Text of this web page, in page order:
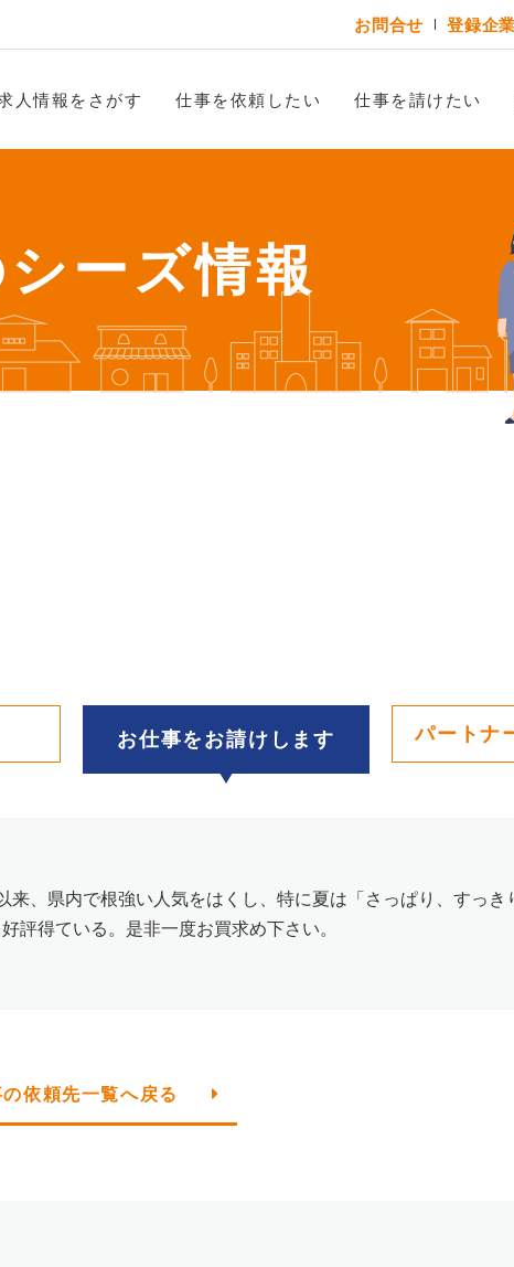
お問合せ 登録企
人情報をさがす 仕事を依頼したい 仕事を請けたい
ーズ情報
お仕事をお請けします パートナ
、県内で根強い人気をはくし、特に夏は「さっぱり、すっき
評得ている。是非一度お買求め下さい。
依頼先一覧へ戻る